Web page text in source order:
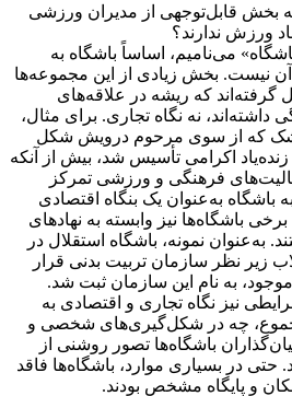
که بخش قابل‌توجهی از مدیران ورزشی
ورزش ندارند؟
می‌نامیم، اساساً باشگاه به
نیست. بخش زیادی از این مجموعه‌ها
که ریشه در علاقه‌های
نه نگاه تجاری. برای مثال،
که از سوی مرحوم درویش شکل
اکرامی تأسیس شد، بیش از آنکه
فرهنگی و ورزشی تمرکز
باشگاه به‌عنوان یک بنگاه اقتصادی
باشگاه‌ها نیز وابسته به نهادهای
به‌عنوان نمونه، باشگاه استقلال در
زیر نظر سازمان تربیت بدنی قرار
به نام این سازمان ثبت شد.
نیز نگاه تجاری و اقتصادی به
چه در شکل‌گیری‌های شخصی و
باشگاه‌ها تصور روشنی از
در بسیاری موارد، باشگاه‌ها فاقد
و پایگاه مشخص بودند.